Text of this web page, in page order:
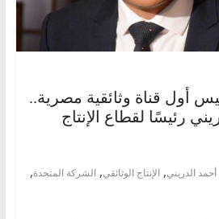
أول قناة وثائقية مصرية..
رئيسًا لقطاع الإنتاج
أحمد الدريني, الإنتاج الوثائقي, الشركة المتحدة,